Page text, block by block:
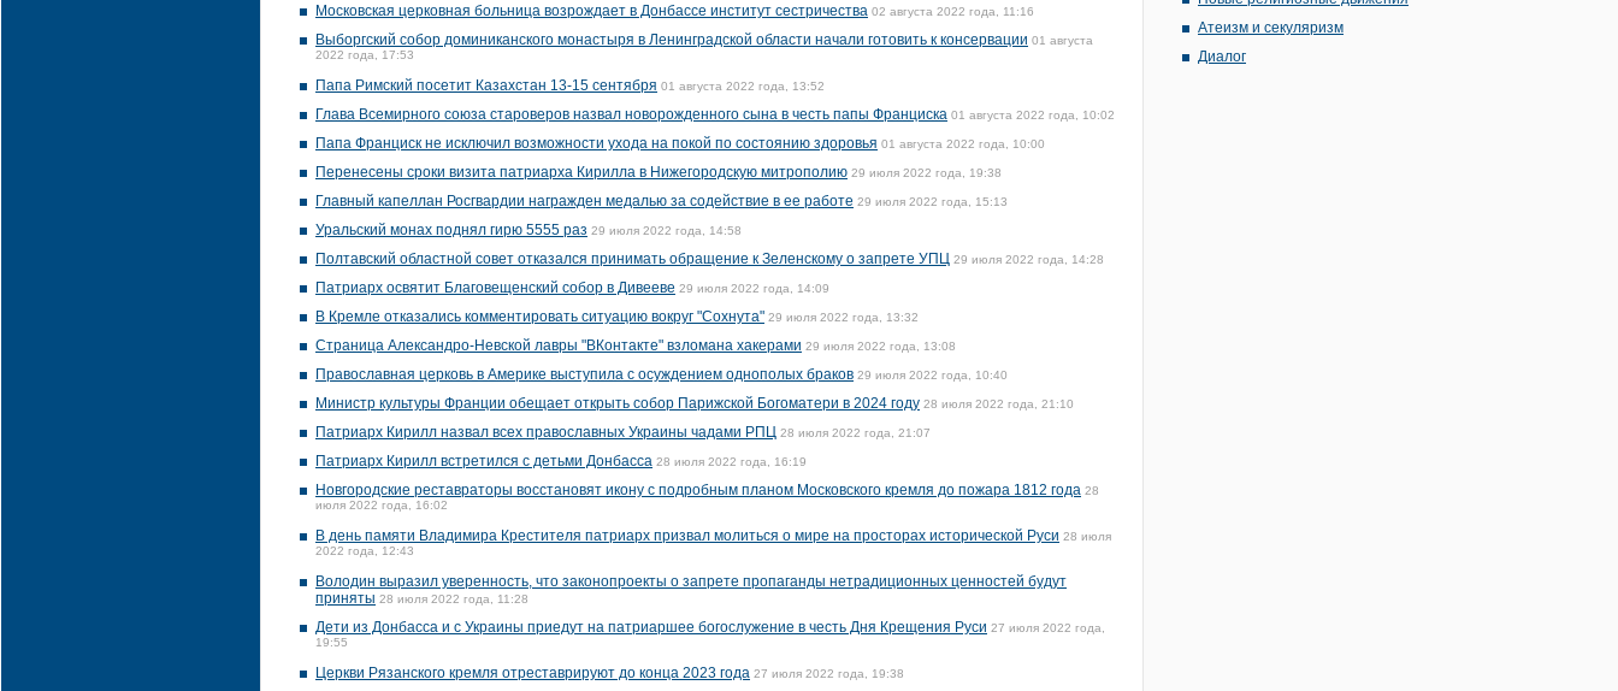
Московская церковная больница возрождает в Донбассе институт сестричества 02 августа 2022 года, 11:16
Выборгский собор доминиканского монастыря в Ленинградской области начали готовить к консервации 01 августа
2022 года, 17:53
Папа Римский посетит Казахстан 13-15 сентября 01 августа 2022 года, 13:52
Глава Всемирного союза староверов назвал новорожденного сына в честь папы Франциска 01 августа 2022 года, 10:02
Папа Франциск не исключил возможности ухода на покой по состоянию здоровья 01 августа 2022 года, 10:00
Перенесены сроки визита патриарха Кирилла в Нижегородскую митрополию 29 июля 2022 года, 19:38
Главный капеллан Росгвардии награжден медалью за содействие в ее работе 29 июля 2022 года, 15:13
Уральский монах поднял гирю 5555 раз 29 июля 2022 года, 14:58
Полтавский областной совет отказался принимать обращение к Зеленскому о запрете УПЦ 29 июля 2022 года, 14:28
Патриарх освятит Благовещенский собор в Дивееве 29 июля 2022 года, 14:09
В Кремле отказались комментировать ситуацию вокруг "Сохнута" 29 июля 2022 года, 13:32
Страница Александро-Невской лавры "ВКонтакте" взломана хакерами 29 июля 2022 года, 13:08
Православная церковь в Америке выступила с осуждением однополых браков 29 июля 2022 года, 10:40
Министр культуры Франции обещает открыть собор Парижской Богоматери в 2024 году 28 июля 2022 года, 21:10
Патриарх Кирилл назвал всех православных Украины чадами РПЦ 28 июля 2022 года, 21:07
Патриарх Кирилл встретился с детьми Донбасса 28 июля 2022 года, 16:19
Новгородские реставраторы восстановят икону с подробным планом Московского кремля до пожара 1812 года 28
июля 2022 года, 16:02
В день памяти Владимира Крестителя патриарх призвал молиться о мире на просторах исторической Руси 28 июля
2022 года, 12:43
Володин выразил уверенность, что законопроекты о запрете пропаганды нетрадиционных ценностей будут
приняты 28 июля 2022 года, 11:28
Дети из Донбасса и с Украины приедут на патриаршее богослужение в честь Дня Крещения Руси 27 июля 2022 года,
19:55
Церкви Рязанского кремля отреставрируют до конца 2023 года 27 июля 2022 года, 19:38
Атеизм и секуляризм
Диалог